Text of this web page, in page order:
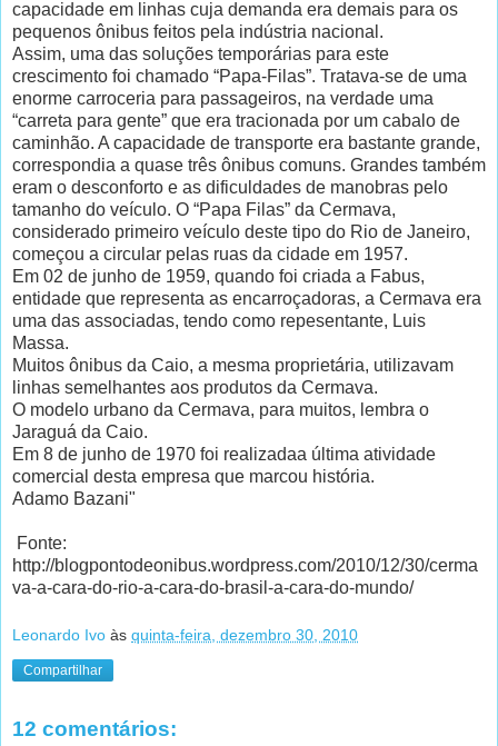
capacidade em linhas cuja demanda era demais para os
pequenos ônibus feitos pela indústria nacional.
Assim, uma das soluções temporárias para este
crescimento foi chamado “Papa-Filas”. Tratava-se de uma
enorme carroceria para passageiros, na verdade uma
“carreta para gente” que era tracionada por um cabalo de
caminhão. A capacidade de transporte era bastante grande,
correspondia a quase três ônibus comuns. Grandes também
eram o desconforto e as dificuldades de manobras pelo
tamanho do veículo. O “Papa Filas” da Cermava,
considerado primeiro veículo deste tipo do Rio de Janeiro,
começou a circular pelas ruas da cidade em 1957.
Em 02 de junho de 1959, quando foi criada a Fabus,
entidade que representa as encarroçadoras, a Cermava era
uma das associadas, tendo como repesentante, Luis
Massa.
Muitos ônibus da Caio, a mesma proprietária, utilizavam
linhas semelhantes aos produtos da Cermava.
O modelo urbano da Cermava, para muitos, lembra o
Jaraguá da Caio.
Em 8 de junho de 1970 foi realizadaa última atividade
comercial desta empresa que marcou história.
Adamo Bazani"
Fonte:
http://blogpontodeonibus.wordpress.com/2010/12/30/cerma
va-a-cara-do-rio-a-cara-do-brasil-a-cara-do-mundo/
Leonardo Ivo às quinta-feira, dezembro 30, 2010
Compartilhar
12 comentários: